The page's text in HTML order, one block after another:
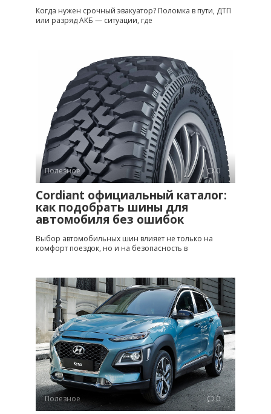
Когда нужен срочный эвакуатор? Поломка в пути, ДТП
или разряд АКБ — ситуации, где
Полезное 0
Cordiant официальный каталог:
как подобрать шины для
автомобиля без ошибок
Выбор автомобильных шин влияет не только на
комфорт поездок, но и на безопасность в
Полезное 0